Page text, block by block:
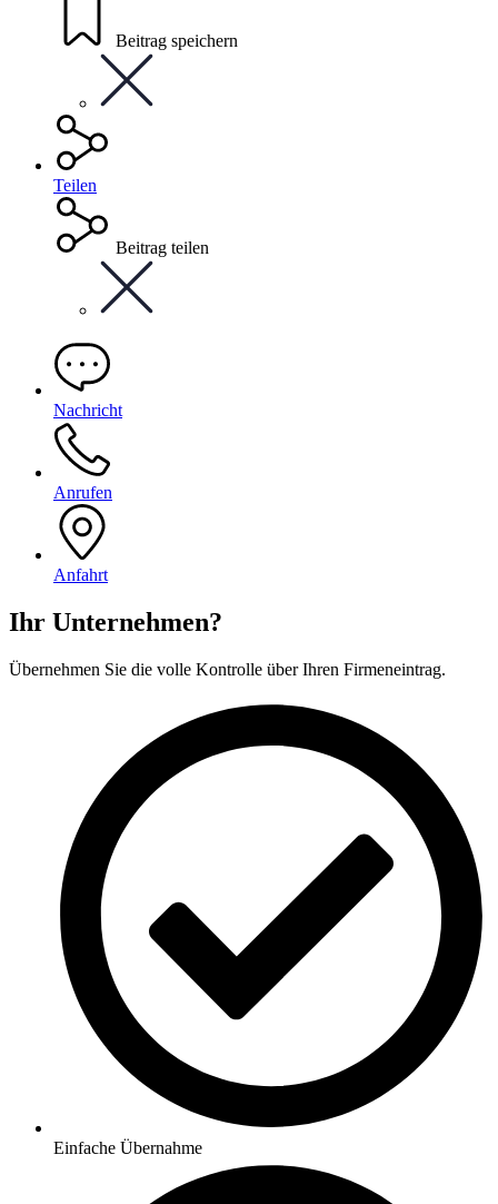
Beitrag speichern
Teilen
Beitrag teilen
Nachricht
Anrufen
Anfahrt
Ihr Unternehmen?
Übernehmen Sie die volle Kontrolle über Ihren Firmeneintrag.
Einfache Übernahme